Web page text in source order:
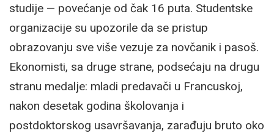
studije — povećanje od čak 16 puta. Studentske
organizacije su upozorile da se pristup
obrazovanju sve više vezuje za novčanik i pasoš.
Ekonomisti, sa druge strane, podsećaju na drugu
stranu medalje: mladi predavači u Francuskoj,
nakon desetak godina školovanja i
postdoktorskog usavršavanja, zarađuju bruto oko